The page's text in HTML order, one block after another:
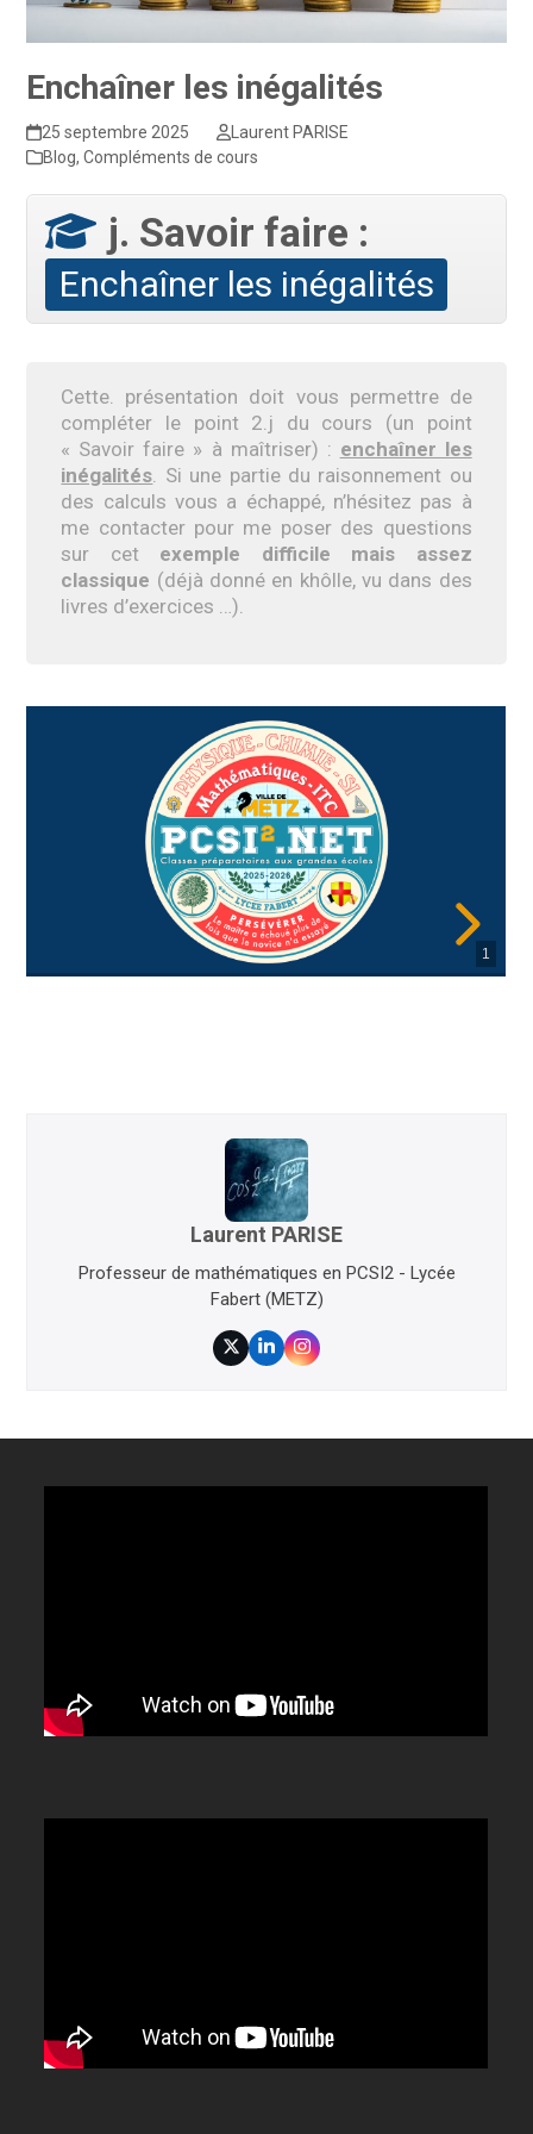
Enchaîner les inégalités
25 septembre 2025
Laurent PARISE
Blog,Compléments de cours
j. Savoir faire :
Enchaîner les inégalités
Cette. présentation doit vous permettre de
compléter le point 2.j du cours (un point
« Savoir faire » à maîtriser) : enchaîner les
inégalités . Si une partie du raisonnement ou
des calculs vous a échappé, n’hésitez pas à
me contacter pour me poser des questions
sur cet exemple difficile mais assez
classique (déjà donné en khôlle, vu dans des
livres d’exercices …).
Laurent PARISE
Professeur de mathématiques en PCSI2 - Lycée
Fabert (METZ)
TwitterLinkedInInstagram